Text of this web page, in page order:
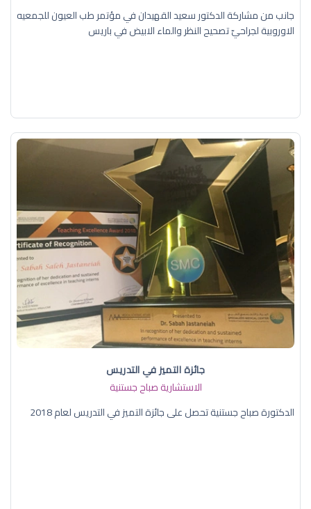
جانب من مشاركة الدكتور سعيد القهيدان في مؤتمر طب العيون للجمعيه
الاوروبية لجراحيّ تصحيح النظر والماء الابيض في باريس
جائزة التميز في التدريس
الاستشارية صباح جستنية
الدكتورة صباح جستنية تحصل على جائزة التميز في التدريس لعام 2018